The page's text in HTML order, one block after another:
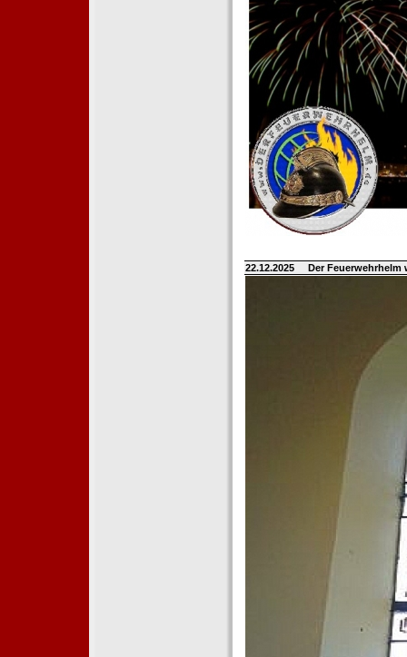
22.12.2025 Der